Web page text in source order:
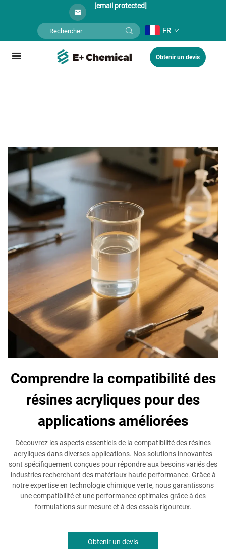
[email protected]
FR
Obtenir un devis
Comprendre la compatibilité des
résines acryliques pour des
applications améliorées
Découvrez les aspects essentiels de la compatibilité des résines
acryliques dans diverses applications. Nos solutions innovantes
sont spécifiquement conçues pour répondre aux besoins variés des
industries recherchant des matériaux haute performance. Grâce à
notre expertise en technologie chimique verte, nous garantissons
une compatibilité et une performance optimales grâce à des
formulations sur mesure et à des essais rigoureux.
Obtenir un devis